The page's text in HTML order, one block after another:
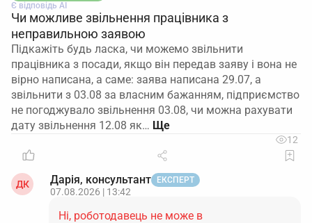
Є відповідь АІ
Чи можливе звільнення працівника з
неправильною заявою
Підкажіть будь ласка, чи можемо звільнити
працівника з посади, якщо він передав заяву і вона не
вірно написана, а саме: заява написана 29.07, а
звільнити з 03.08 за власним бажанням, підприємство
не погоджувало звільнення 03.08, чи можна рахувати
дату звільнення 12.08 як…
12
ДК Дарія, консультант ЕКСПЕРТ
07.08.2026 | 13:42
Ні, роботодавець не може в